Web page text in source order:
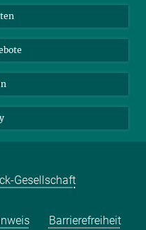
Gesellschaft
Barrierefreiheit